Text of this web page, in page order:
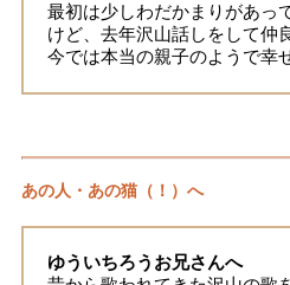
最初は少しわだかまりがあっ
けど、去年沢山話しをして仲
今では本当の親子のようで幸
あの人・あの猫（！）へ
ゆういちろうお兄さんへ